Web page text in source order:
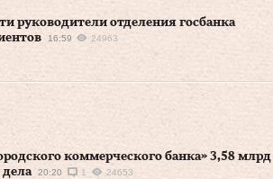
руководители отделения госбанка
16:59 24963
коммерческого банка» 3,58 млрд
20:20 1 24653